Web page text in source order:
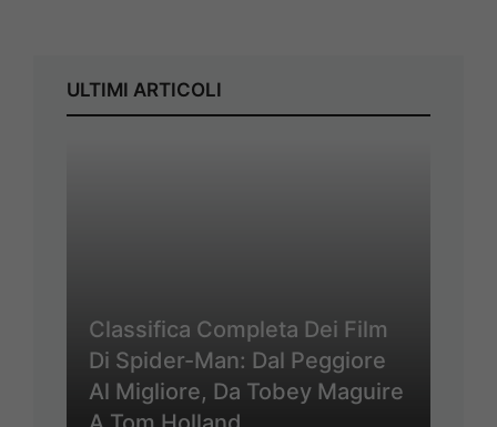
ULTIMI ARTICOLI
Classifica Completa Dei Film
Di Spider-Man: Dal Peggiore
Al Migliore, Da Tobey Maguire